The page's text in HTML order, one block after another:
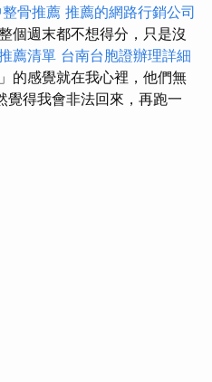
骨推薦 推薦的網路行銷公司
個週末都不想得分，只是沒
薦清單 台南台胞證辦理詳細
的感覺就在我心裡，他們無
覺得我會非法回來，再跑一